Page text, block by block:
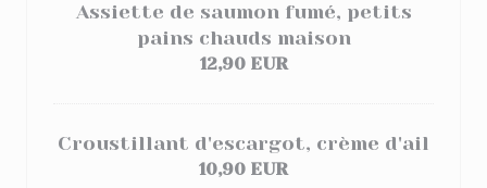
Assiette de saumon fumé, petits
pains chauds maison
12,90 EUR
Croustillant d'escargot, crème d'ail
10,90 EUR